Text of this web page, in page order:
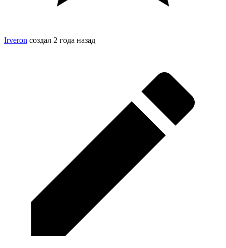
Irveron создал 2 года назад